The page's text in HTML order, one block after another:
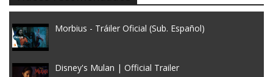
Morbius - Tráiler Oficial (Sub. Español)
Disney's Mulan | Official Trailer